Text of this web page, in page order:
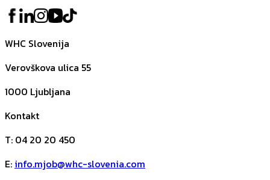
WHC Slovenija
Verovškova ulica 55
1000 Ljubljana
Kontakt
T: 04 20 20 450
E: info.mjob@whc-slovenia.com